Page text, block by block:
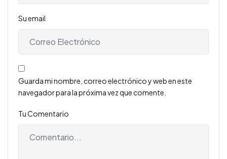
Su email
Guarda mi nombre, correo electrónico y web en este
navegador para la próxima vez que comente.
Tu Comentario